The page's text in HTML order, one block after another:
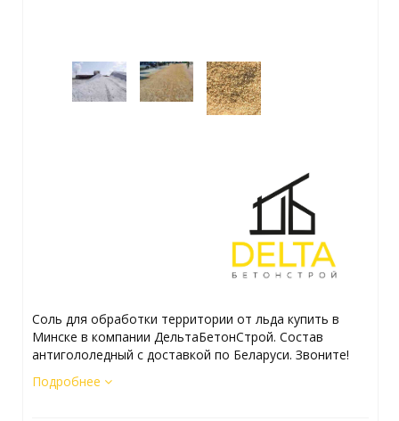
Соль для обработки территории от льда купить в
Минске в компании ДельтаБетонСтрой. Состав
антигололедный с доставкой по Беларуси. Звоните!
Подробнее